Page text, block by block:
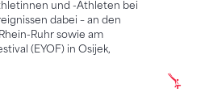
und -Athleten bei
dabei – an den
Ruhr sowie am
(EYOF) in Osijek,